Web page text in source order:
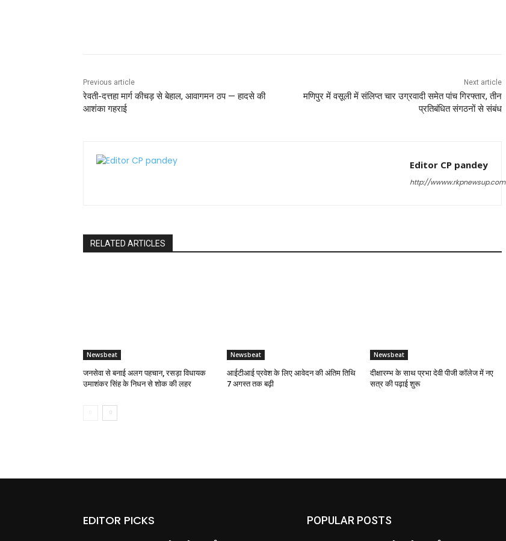
Previous article
रेवती-दत्तहा मार्ग कीचड़ से बेहाल, आवागमन ठप — हादसे की
आशंका गहराई
Next article
मणिपुर में वसूली में संलिप्त चार उग्रवादी समेत पांच गिरफ्तार, तीन
प्रतिबंधित संगठनों से संबंध
Editor CP pandey
http://wwww.rkpnewsup.com
RELATED ARTICLES
Newsbeat
जनसेवा से बनाई अलग पहचान, रसड़ा विधायक
उमाशंकर सिंह के निधन से शोक की लहर
Newsbeat
आईटीआई प्रवेश के लिए आवेदन की अंतिम तिथि
7 अगस्त तक बढ़ी
Newsbeat
दीक्षारम्भ के साथ प्रभा देवी पीजी कॉलेज में नए
सत्र की पढ़ाई शुरू
EDITOR PICKS POPULAR POSTS